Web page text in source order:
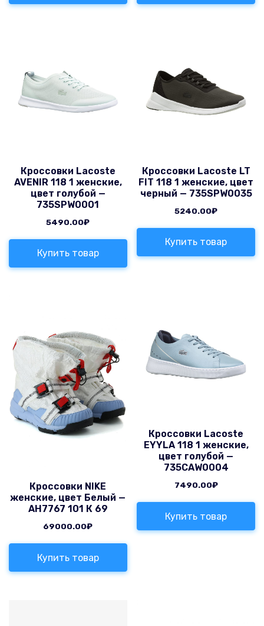
Кроссовки Lacoste
AVENIR 118 1 женские,
цвет голубой —
735SPW0001
5490.00₽
Купить товар
Кроссовки Lacoste LT
FIT 118 1 женские, цвет
черный — 735SPW0035
5240.00₽
Купить товар
Кроссовки NIKE
женские, цвет Белый —
AH7767 101 К 69
69000.00₽
Купить товар
Кроссовки Lacoste
EYYLA 118 1 женские,
цвет голубой —
735CAW0004
7490.00₽
Купить товар